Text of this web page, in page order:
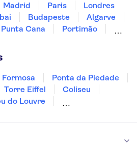
Madrid Paris
Londres
Budapeste
Algarve
Punta Cana
Portimão
Formosa
Ponta da Piedade
Torre Eiffel
Coliseu
do Louvre
del Rey